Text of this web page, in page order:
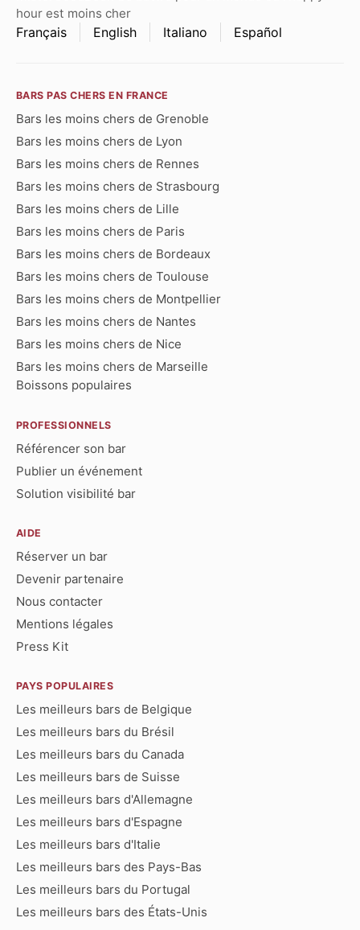
hour est moins cher
Français English Italiano Español
BARS PAS CHERS EN FRANCE
Bars les moins chers de Grenoble
Bars les moins chers de Lyon
Bars les moins chers de Rennes
Bars les moins chers de Strasbourg
Bars les moins chers de Lille
Bars les moins chers de Paris
Bars les moins chers de Bordeaux
Bars les moins chers de Toulouse
Bars les moins chers de Montpellier
Bars les moins chers de Nantes
Bars les moins chers de Nice
Bars les moins chers de Marseille
Boissons populaires
PROFESSIONNELS
Référencer son bar
Publier un événement
Solution visibilité bar
AIDE
Réserver un bar
Devenir partenaire
Nous contacter
Mentions légales
Press Kit
PAYS POPULAIRES
Les meilleurs bars de Belgique
Les meilleurs bars du Brésil
Les meilleurs bars du Canada
Les meilleurs bars de Suisse
Les meilleurs bars d'Allemagne
Les meilleurs bars d'Espagne
Les meilleurs bars d'Italie
Les meilleurs bars des Pays-Bas
Les meilleurs bars du Portugal
Les meilleurs bars des États-Unis